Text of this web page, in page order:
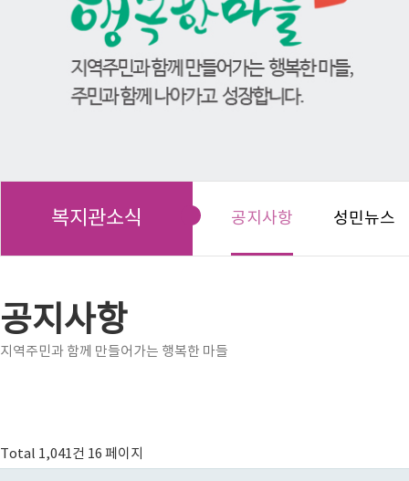
복지관소식 공지사항 성민뉴스
공지사항
지역주민과 함께 만들어가는 행복한 마들
Total 1,041건 16 페이지